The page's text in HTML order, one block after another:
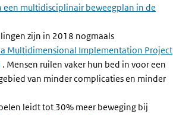
multidisciplinair beweegplan in de
zijn in 2018 nogmaals
Multidimensional Implementation Project
(externe link)
. Mensen ruilen vaker hun bed in voor een
van minder complicaties en minder
leidt tot 30% meer beweging bij